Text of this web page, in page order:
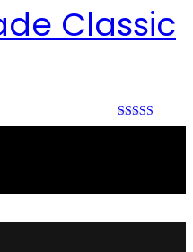
Classic
Rated 0 out